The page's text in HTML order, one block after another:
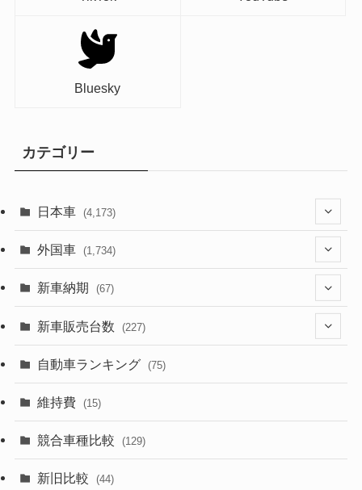
Bluesky
カテゴリー
日本車 (4,173)
(1,321)
(329)
(357)
(328)
外国車 (1,734)
(242)
(85)
(84)
新車納期 (67)
(28)
(8)
(3)
新車販売台数 (227)
(21)
自動車ランキング (75)
維持費 (15)
競合車種比較 (129)
新旧比較 (44)